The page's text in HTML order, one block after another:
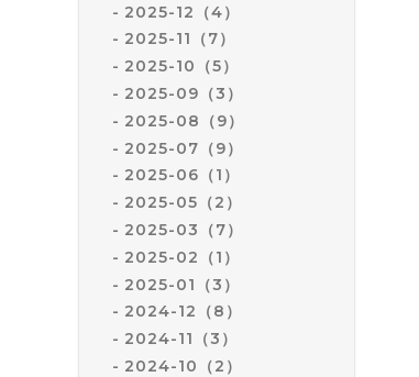
2025-12（4）
2025-11（7）
2025-10（5）
2025-09（3）
2025-08（9）
2025-07（9）
2025-06（1）
2025-05（2）
2025-03（7）
2025-02（1）
2025-01（3）
2024-12（8）
2024-11（3）
2024-10（2）